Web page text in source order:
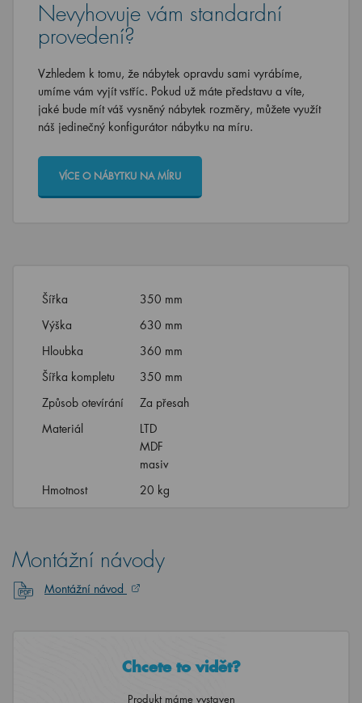
Nevyhovuje vám standardní
provedení?
Vzhledem k tomu, že nábytek opravdu sami vyrábíme,
umíme vám vyjít vstříc. Pokud už máte představu a víte,
jaké bude mít váš vysněný nábytek rozměry, můžete využít
náš jedinečný konfigurátor nábytku na míru.
VÍCE O NÁBYTKU NA MÍRU
Šířka
350 mm
Výška
630 mm
Hloubka
360 mm
Šířka kompletu
350 mm
Způsob otevírání
Za přesah
Materiál
LTD
MDF
masiv
Hmotnost
20 kg
Montážní návody
Montážní návod
Chcete to vidět?
Produkt máme vystaven